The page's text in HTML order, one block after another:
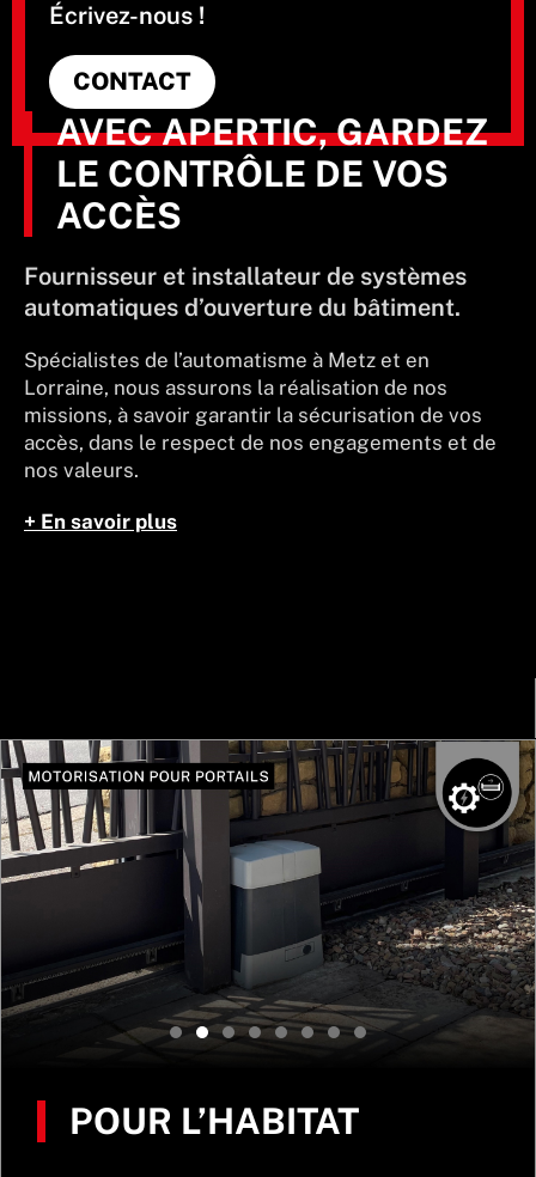
Écrivez-nous !
CONTACT
AVEC APERTIC, GARDEZ
LE CONTRÔLE DE VOS
ACCÈS
Fournisseur et installateur de systèmes
automatiques d’ouverture du bâtiment.
Spécialistes de l’automatisme à Metz et en
Lorraine, nous assurons la réalisation de nos
missions, à savoir garantir la sécurisation de vos
accès, dans le respect de nos engagements et de
nos valeurs.
+ En savoir plus
POUR L’HABITAT